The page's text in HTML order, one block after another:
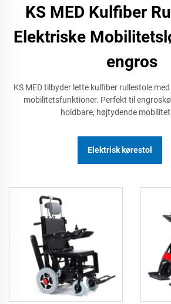
KS MED Kulfiber
Elektriske
engros
KS MED tilbyder lette kulfiber rullestole
mobilitetsfunktioner. Perfekt til
holdbare, højtydende
Elektrisk kørestol